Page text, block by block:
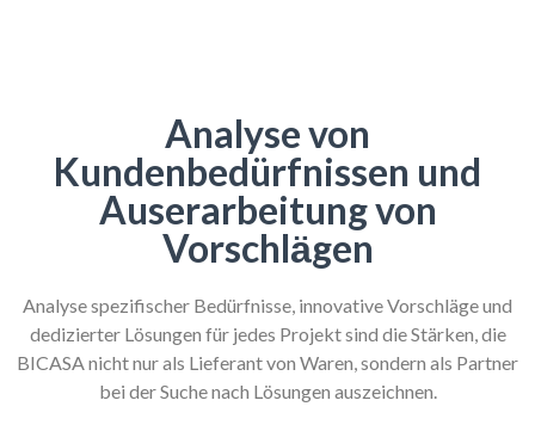
Analyse von
Kundenbedürfnissen und
Auserarbeitung von
Vorschlӓgen
Analyse spezifischer Bedürfnisse, innovative Vorschläge und
dedizierter Lösungen für jedes Projekt sind die Stärken, die
BICASA nicht nur als Lieferant von Waren, sondern als Partner
bei der Suche nach Lösungen auszeichnen.